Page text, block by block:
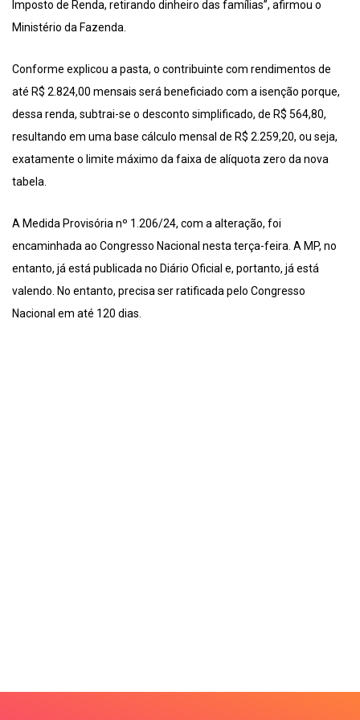
Imposto de Renda, retirando dinheiro das famílias”, afirmou o
Ministério da Fazenda.
Conforme explicou a pasta, o contribuinte com rendimentos de
até R$ 2.824,00 mensais será beneficiado com a isenção porque,
dessa renda, subtrai-se o desconto simplificado, de R$ 564,80,
resultando em uma base cálculo mensal de R$ 2.259,20, ou seja,
exatamente o limite máximo da faixa de alíquota zero da nova
tabela.
A Medida Provisória nº 1.206/24, com a alteração, foi
encaminhada ao Congresso Nacional nesta terça-feira. A MP, no
entanto, já está publicada no Diário Oficial e, portanto, já está
valendo. No entanto, precisa ser ratificada pelo Congresso
Nacional em até 120 dias.